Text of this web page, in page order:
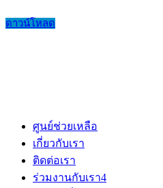
ดาวน์โหลด
ศูนย์ช่วยเหลือ
เกี่ยวกับเรา
ติดต่อเรา
ร่วมงานกับเรา4